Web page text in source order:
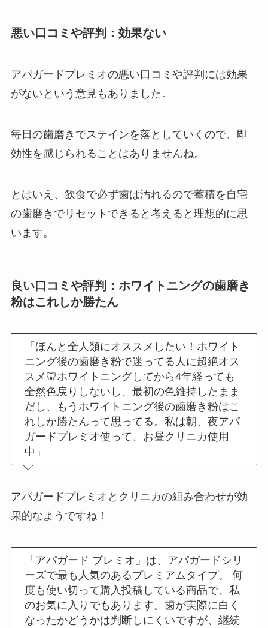
悪い口コミや評判：効果ない
アパガードプレミオの悪い口コミや評判には効果
がないという意見もありました。
毎日の歯磨きでステインを落としていくので、即
効性を感じられることはありませんね。
とはいえ、飲食で必ず歯は汚れるので蓄積を自宅
の歯磨きでリセットできると考えると理想的に思
います。
良い口コミや評判：ホワイトニングの歯磨き
粉はこれしか勝たん
「ほんと全人類にオススメしたい！ホワイト
ニング後の歯磨き粉で迷ってる人に超絶オス
スメ🦷ホワイトニングしてから4年経っても
全然色戻りしないし、最初の色維持したまま
だし、もうホワイトニング後の歯磨き粉はこ
れしか勝たんって思ってる。私は朝、夜アパ
ガードプレミオ使って、お昼クリニカ使用
中」
アパガードプレミオとクリニカの組み合わせが効
果的なようですね！
「アパガード プレミオ」は、アパガードシリ
ーズで最も人気のあるプレミアムタイプ。 何
度も使い切って購入投稿している商品で、私
のお気に入りでもあります。歯が実際に白く
なったかどうかは判断しにくいですが、継続